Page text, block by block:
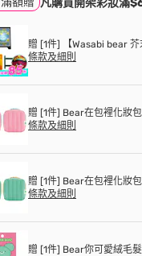
贈 [1件] 【Wasabi bear
條款及細則
贈 [1件] Bear在包裡化妝
條款及細則
贈 [1件] Bear在包裡化妝
條款及細則
贈 [1件] Bear你可愛絨毛